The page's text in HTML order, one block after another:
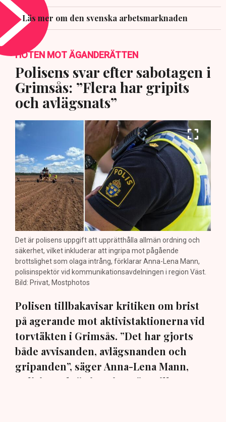
Läs mer om den svenska arbetsmarknaden
HOTEN MOT ÄGANDERÄTTEN
Polisens svar efter sabotagen i
Grimsås: ”Flera har gripits
och avlägsnats”
Det är polisens uppgift att upprätthålla allmän ordning och
säkerhet, vilket inkluderar att ingripa mot pågående
brottslighet som olaga intrång, förklarar Anna-Lena Mann,
polisinspektör vid kommunikationsavdelningen i region Väst.
Bild: Privat, Mostphotos
Polisen tillbakavisar kritiken om brist
på agerande mot aktivistaktionerna vid
torvtäkten i Grimsås. ”Det har gjorts
både avvisanden, avlägsnanden och
gripanden”, säger Anna-Lena Mann,
polisinspektör i region Väst, till TN.